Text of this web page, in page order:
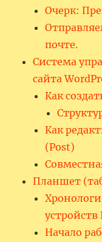
Очерк:
почте.
Система
сайта
Как
Как
(Post)
Планшет
устройств
Начало